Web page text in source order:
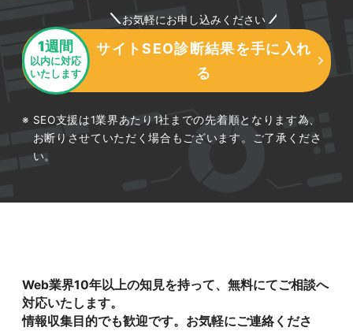
お気軽にお申し込みください
1週間
以内に対応
いたします
サイトSEO診断結果を手に入れ
る
SEO支援は1業界あたり1社までの先着順となります為、
お断りさせていただく場合もございます。ご了承くださ
い。
Web業界10年以上の知見を持って、無料にてご相談へ
対応いたします。
情報収集目的でも歓迎です。お気軽にご連絡くださ